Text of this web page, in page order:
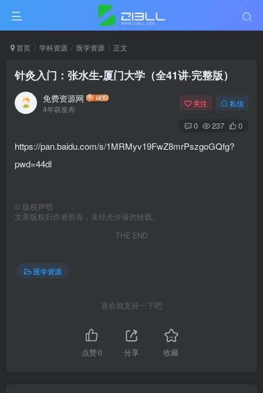
首页 学科资源 医学资源 正文
针灸入门：张水生-厦门大学（全41讲·完整版）
免费资源网
4年前发布
关注 私信
0 237 0
https://pan.baidu.com/s/1MRMyv19FwZ8mrPszgoGQfg?
pwd=44dl
© 版权声明
文章版权归作者所有，未经允许请勿转载。
THE END
医学资源
喜欢就支持一下吧
点赞0 分享 收藏